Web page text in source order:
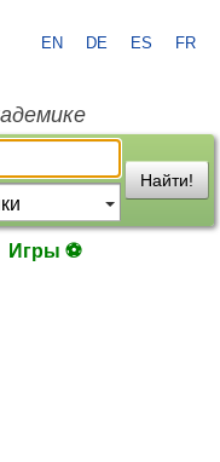
EN DE ES FR
Найти!
Игры ⚽